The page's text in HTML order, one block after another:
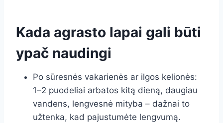
Kada agrasto lapai gali būti
ypač naudingi
Po sūresnės vakarienės ar ilgos kelionės:
1–2 puodeliai arbatos kitą dieną, daugiau
vandens, lengvesnė mityba – dažnai to
užtenka, kad pajustumėte lengvumą.